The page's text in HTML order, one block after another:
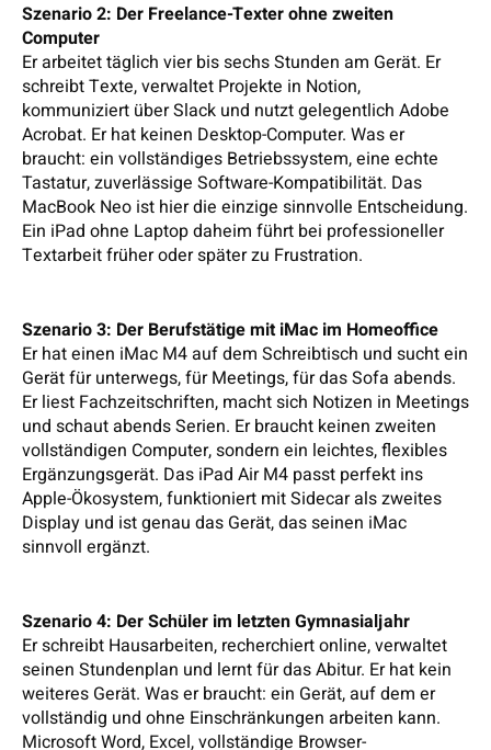
Szenario 2: Der Freelance-Texter ohne zweiten
Computer
Er arbeitet täglich vier bis sechs Stunden am Gerät. Er
schreibt Texte, verwaltet Projekte in Notion,
kommuniziert über Slack und nutzt gelegentlich Adobe
Acrobat. Er hat keinen Desktop-Computer. Was er
braucht: ein vollständiges Betriebssystem, eine echte
Tastatur, zuverlässige Software-Kompatibilität. Das
MacBook Neo ist hier die einzige sinnvolle Entscheidung.
Ein iPad ohne Laptop daheim führt bei professioneller
Textarbeit früher oder später zu Frustration.
Szenario 3: Der Berufstätige mit iMac im Homeoffice
Er hat einen iMac M4 auf dem Schreibtisch und sucht ein
Gerät für unterwegs, für Meetings, für das Sofa abends.
Er liest Fachzeitschriften, macht sich Notizen in Meetings
und schaut abends Serien. Er braucht keinen zweiten
vollständigen Computer, sondern ein leichtes, flexibles
Ergänzungsgerät. Das iPad Air M4 passt perfekt ins
Apple-Ökosystem, funktioniert mit Sidecar als zweites
Display und ist genau das Gerät, das seinen iMac
sinnvoll ergänzt.
Szenario 4: Der Schüler im letzten Gymnasialjahr
Er schreibt Hausarbeiten, recherchiert online, verwaltet
seinen Stundenplan und lernt für das Abitur. Er hat kein
weiteres Gerät. Was er braucht: ein Gerät, auf dem er
vollständig und ohne Einschränkungen arbeiten kann.
Microsoft Word, Excel, vollständige Browser-